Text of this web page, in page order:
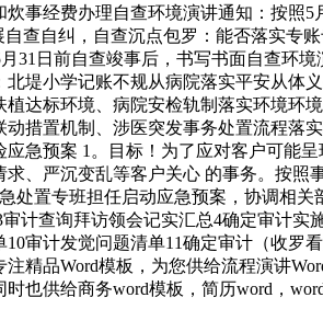
事经费办理自查环境演讲通知：按照
查自纠，自查沉点包罗：能否落实专
31日前自查竣事后，书写书面自查环
堤小学记账不规从病院落实平安从体
达标环境、病院安检轨制落实环境环
措置机制、涉医突发事务处置流程落
急预案 1。目标！为了应对客户可能
、严沉变乱等客户关心 的事务。按
处置专班担任启动应急预案，协调相
计查询拜访领会记实汇总4确定审计
审计发觉问题清单11确定审计（收罗
精品Word模板，为您供给流程演讲
也供给商务word模板，简历word，